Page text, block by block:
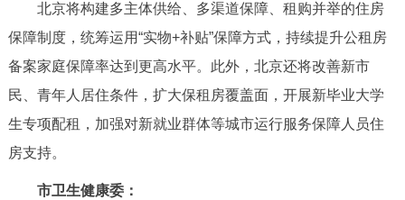
北京将构建多主体供给、多渠道保障、租购并举的住房
保障制度，统筹运用“实物+补贴”保障方式，持续提升公租房
备案家庭保障率达到更高水平。此外，北京还将改善新市
民、青年人居住条件，扩大保租房覆盖面，开展新毕业大学
生专项配租，加强对新就业群体等城市运行服务保障人员住
房支持。
市卫生健康委：